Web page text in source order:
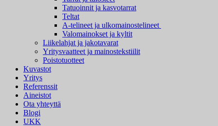
Tatuoinnit ja kasvotarrat
Teltat
A-telineet ja ulkomainostelineet
Valomainokset ja kyltit
Liikelahjat ja jakotavarat
Yritysvaatteet ja mainostekstiilit
Poistotuotteet
Kuvastot
Yritys
Referenssit
Aineistot
Ota yhteyttä
Blogi
UKK